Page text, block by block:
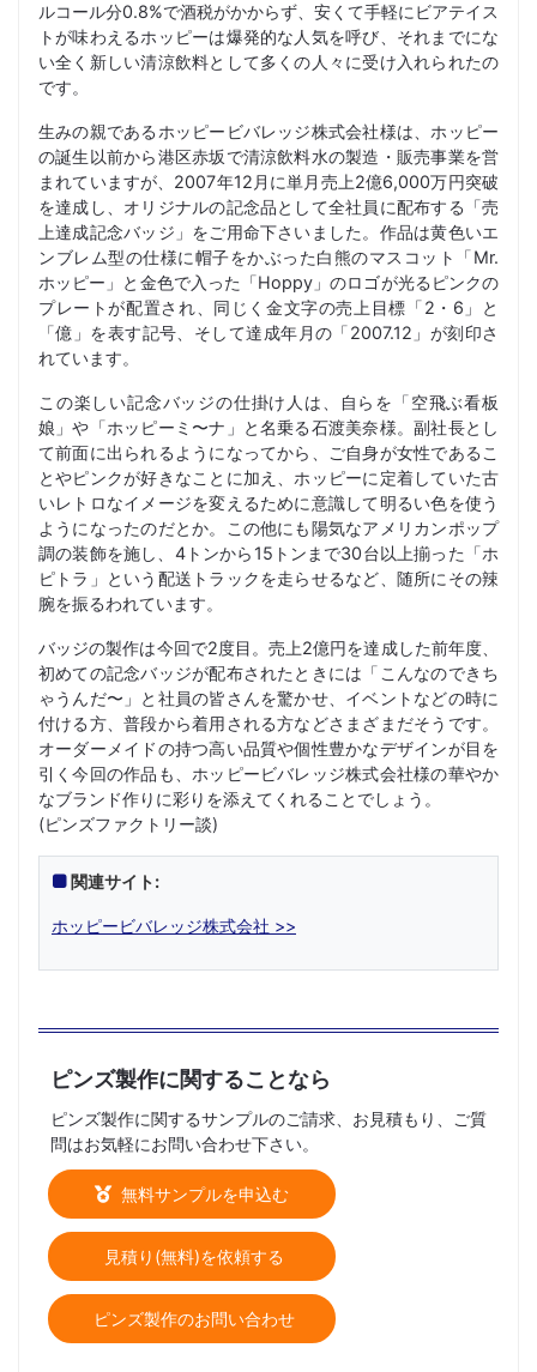
ルコール分0.8%で酒税がかからず、安くて手軽にビアテイス
トが味わえるホッピーは爆発的な人気を呼び、それまでにな
い全く新しい清涼飲料として多くの人々に受け入れられたの
です。
生みの親であるホッピービバレッジ株式会社様は、ホッピー
の誕生以前から港区赤坂で清涼飲料水の製造・販売事業を営
まれていますが、2007年12月に単月売上2億6,000万円突破
を達成し、オリジナルの記念品として全社員に配布する「売
上達成記念バッジ」をご用命下さいました。作品は黄色いエ
ンブレム型の仕様に帽子をかぶった白熊のマスコット「Mr.
ホッピー」と金色で入った「Hoppy」のロゴが光るピンクの
プレートが配置され、同じく金文字の売上目標「2・6」と
「億」を表す記号、そして達成年月の「2007.12」が刻印さ
れています。
この楽しい記念バッジの仕掛け人は、自らを「空飛ぶ看板
娘」や「ホッピーミ〜ナ」と名乗る石渡美奈様。副社長とし
て前面に出られるようになってから、ご自身が女性であるこ
とやピンクが好きなことに加え、ホッピーに定着していた古
いレトロなイメージを変えるために意識して明るい色を使う
ようになったのだとか。この他にも陽気なアメリカンポップ
調の装飾を施し、4トンから15トンまで30台以上揃った「ホ
ピトラ」という配送トラックを走らせるなど、随所にその辣
腕を振るわれています。
バッジの製作は今回で2度目。売上2億円を達成した前年度、
初めての記念バッジが配布されたときには「こんなのできち
ゃうんだ〜」と社員の皆さんを驚かせ、イベントなどの時に
付ける方、普段から着用される方などさまざまだそうです。
オーダーメイドの持つ高い品質や個性豊かなデザインが目を
引く今回の作品も、ホッピービバレッジ株式会社様の華やか
なブランド作りに彩りを添えてくれることでしょう。
(ピンズファクトリー談)
関連サイト:
ホッピービバレッジ株式会社 >>
ピンズ製作に関することなら
ピンズ製作に関するサンプルのご請求、お見積もり、ご質
問はお気軽にお問い合わせ下さい。
無料サンプルを申込む
見積り(無料)を依頼する
ピンズ製作のお問い合わせ